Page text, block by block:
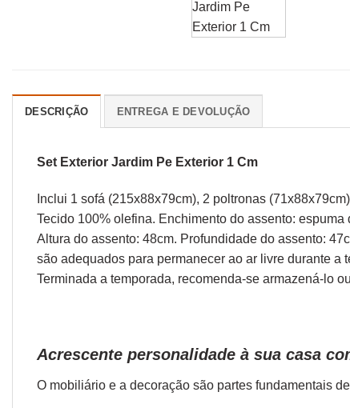
DESCRIÇÃO ENTREGA E DEVOLUÇÃO
Set Exterior Jardim Pe Exterior 1 Cm
Inclui 1 sofá (215x88x79cm), 2 poltronas
Tecido 100% olefina. Enchimento do assento:
Altura do assento: 48cm. Profundidade do assento:
são adequados para permanecer ao ar livre durante
Terminada a temporada, recomenda-se armazená-lo
Acrescente personalidade à sua casa
O mobiliário e a decoração são partes fundamentais